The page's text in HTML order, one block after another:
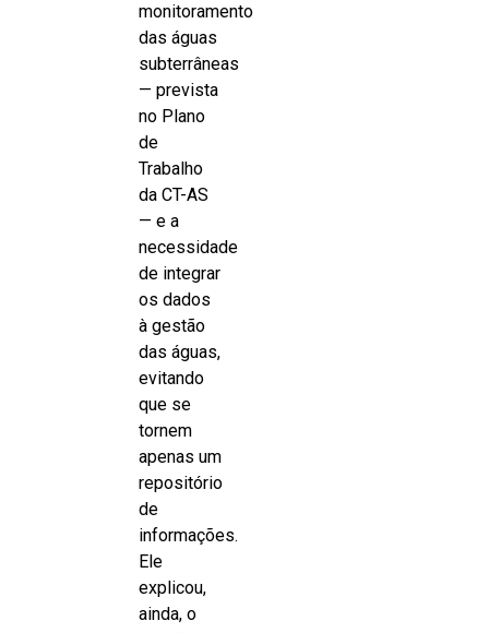
monitoramento
das águas
subterrâneas
— prevista
no Plano
de
Trabalho
da CT-AS
— e a
necessidade
de integrar
os dados
à gestão
das águas,
evitando
que se
tornem
apenas um
repositório
de
informações.
Ele
explicou,
ainda, o